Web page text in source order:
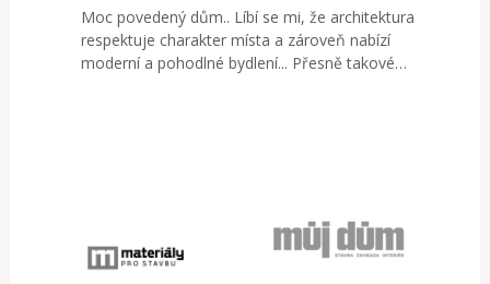
Moc povedený dům.. Líbí se mi, že architektura
respektuje charakter místa a zároveň nabízí
moderní a pohodlné bydlení... Přesně takové…